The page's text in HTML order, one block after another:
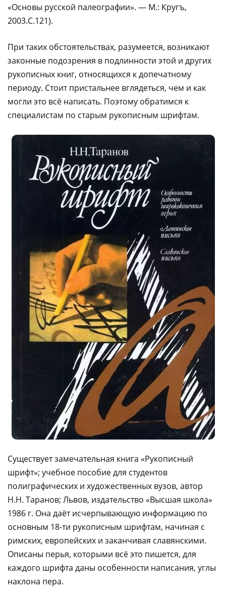
«Основы русской палеографии». — М.: Кругъ,
2003.С.121).
При таких обстоятельствах, разумеется, возникают
законные подозрения в подлинности этой и других
рукописных книг, относящихся к допечатному
периоду. Стоит пристальнее вглядеться, чем и как
могли это всё написать. Поэтому обратимся к
специалистам по старым рукописным шрифтам.
Существует замечательная книга «Рукописный
шрифт»; учебное пособие для студентов
полиграфических и художественных вузов, автор
Н.Н. Таранов; Львов, издательство «Высшая школа»
1986 г. Она даёт исчерпывающую информацию по
основным 18-ти рукописным шрифтам, начиная с
римских, европейских и заканчивая славянскими.
Описаны перья, которыми всё это пишется, для
каждого шрифта даны особенности написания, углы
наклона пера.